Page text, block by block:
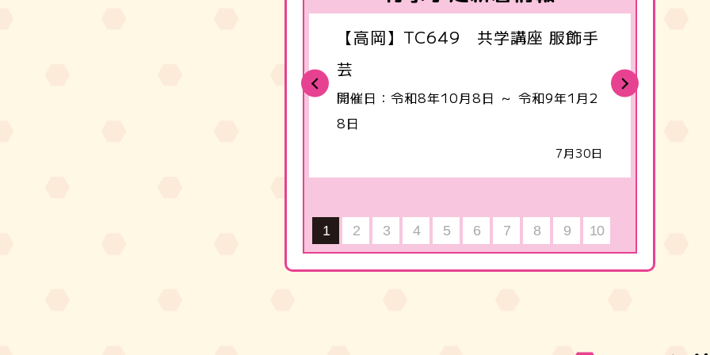
Previous
【高岡】TC649 共学講座 服飾手
芸
開催日：令和8年10月8日 ～ 令和9年1月2
8日
7月30日
Next
1 2 3 4 5 6 7 8 9 10